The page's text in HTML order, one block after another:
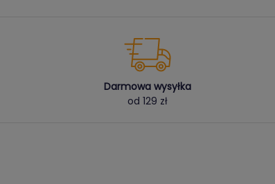
Darmowa wysyłka
od 129 zł